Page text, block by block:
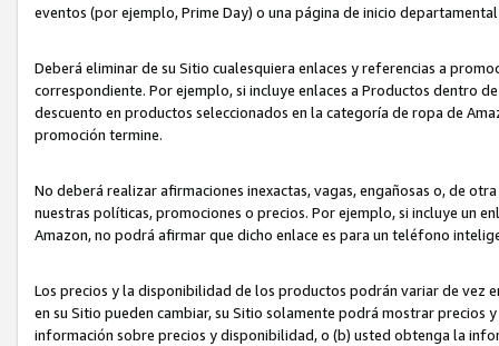
eventos (por ejemplo, Prime Day) o una página de inicio
Deberá eliminar de su Sitio cualesquiera enlaces y referencias a
correspondiente. Por ejemplo, si incluye enlaces a Productos dentro
descuento en productos seleccionados en la categoría de ropa de
promoción termine.
No deberá realizar afirmaciones inexactas, vagas, engañosas o, de
nuestras políticas, promociones o precios. Por ejemplo, si incluye un
Amazon, no podrá afirmar que dicho enlace es para un teléfono
Los precios y la disponibilidad de los productos podrán variar de vez
en su Sitio pueden cambiar, su Sitio solamente podrá mostrar
información sobre precios y disponibilidad, o (b) usted obtenga la